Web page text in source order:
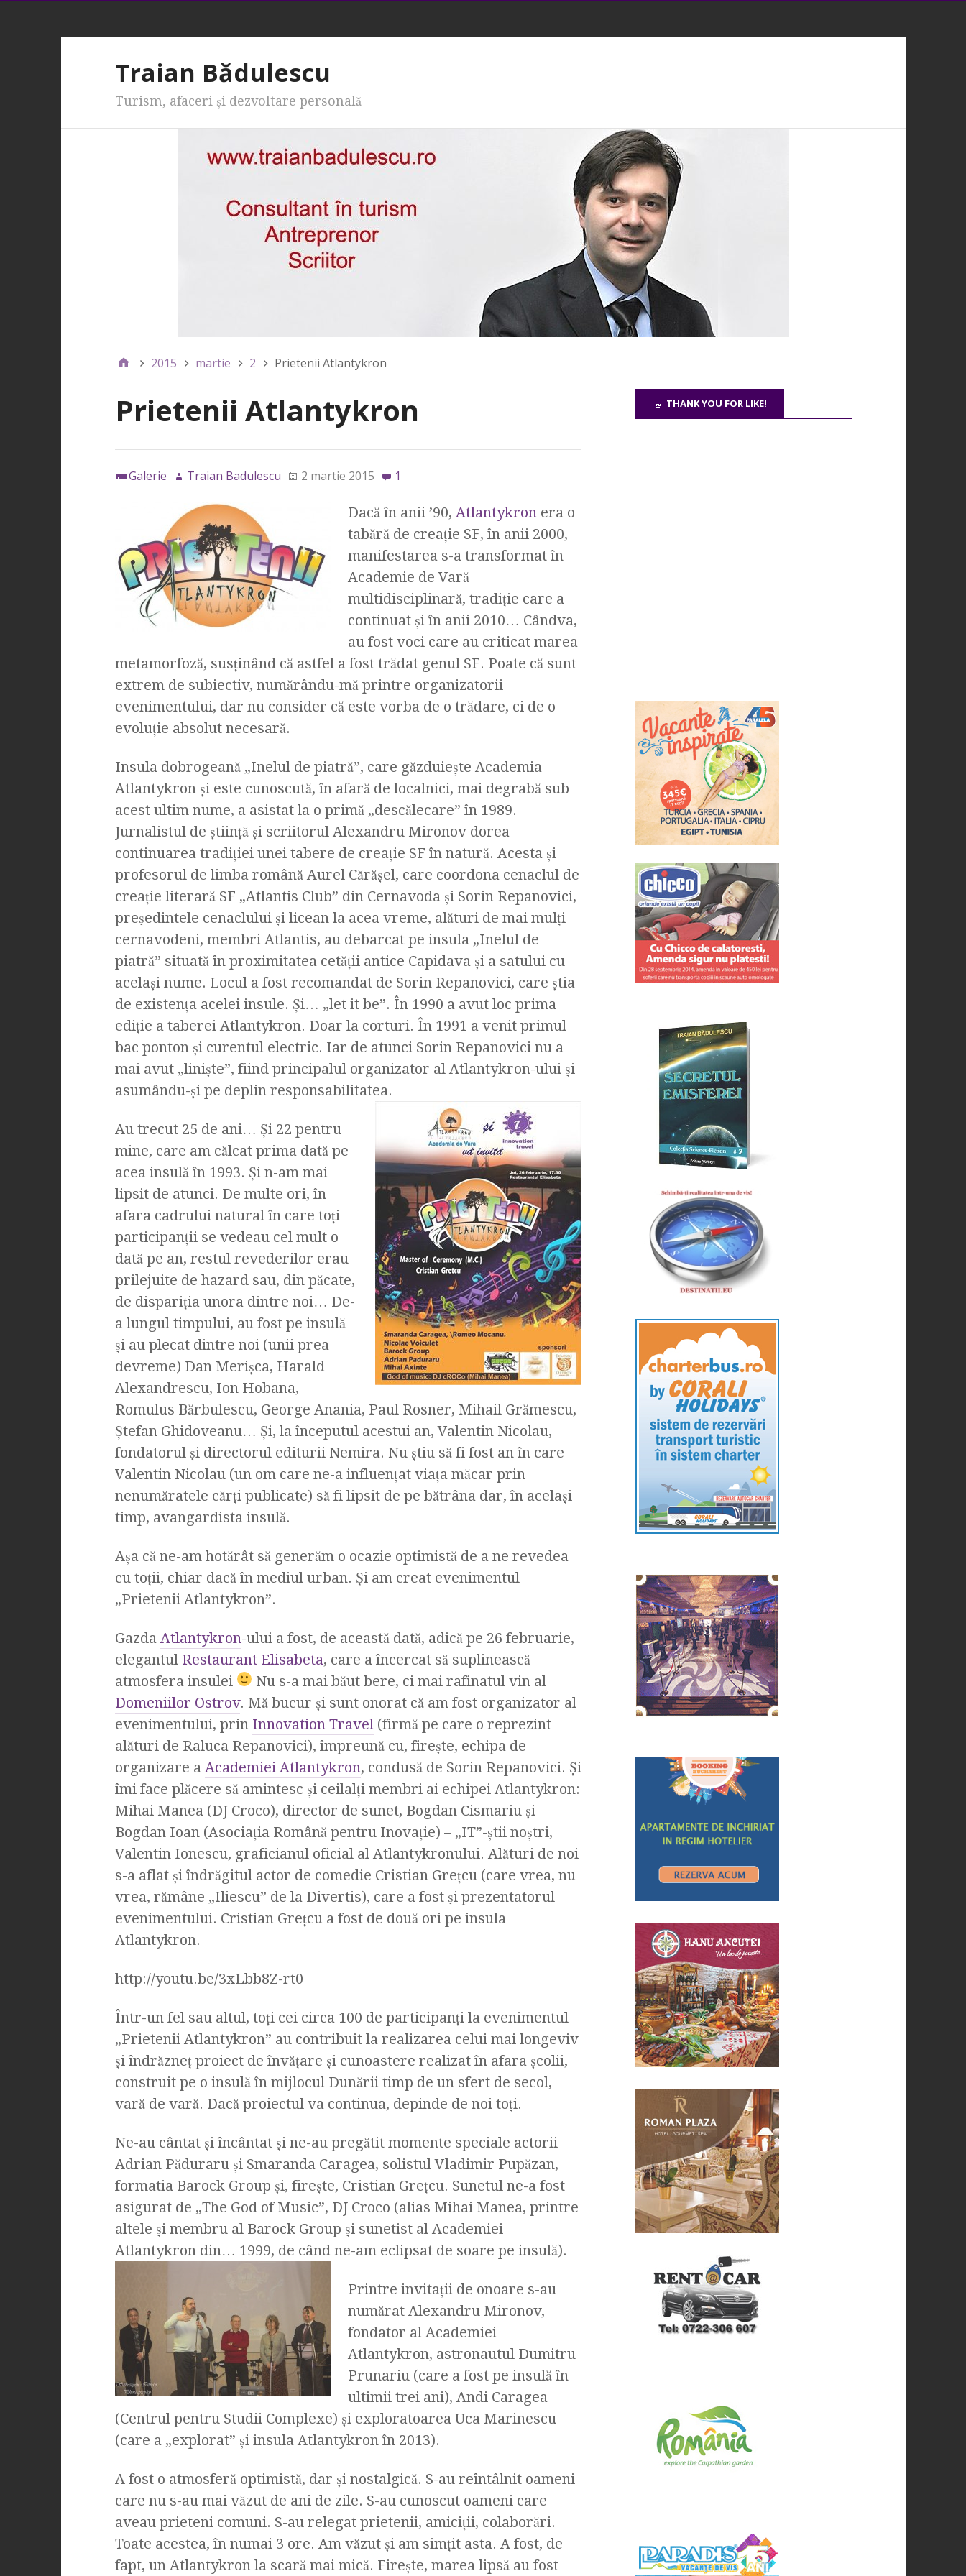
Traian Bădulescu
Turism, afaceri şi dezvoltare personală
2015 martie 2 Prietenii Atlantykron
Prietenii Atlantykron
Galerie Traian Badulescu 2 martie 2015 1
Dacă în anii ’90, Atlantykron era o
tabără de creaţie SF, în anii 2000,
manifestarea s-a transformat în
Academie de Vară
multidisciplinară, tradiţie care a
continuat şi în anii 2010… Cândva,
au fost voci care au criticat marea
metamorfoză, susţinând că astfel a fost trădat genul SF. Poate că sunt
extrem de subiectiv, numărându-mă printre organizatorii
evenimentului, dar nu consider că este vorba de o trădare, ci de o
evoluţie absolut necesară.
Insula dobrogeană „Inelul de piatră”, care găzduieşte Academia
Atlantykron şi este cunoscută, în afară de localnici, mai degrabă sub
acest ultim nume, a asistat la o primă „descălecare” în 1989.
Jurnalistul de ştiinţă şi scriitorul Alexandru Mironov dorea
continuarea tradiţiei unei tabere de creaţie SF în natură. Acesta şi
profesorul de limba română Aurel Cărăşel, care coordona cenaclul de
creaţie literară SF „Atlantis Club” din Cernavoda şi Sorin Repanovici,
preşedintele cenaclului şi licean la acea vreme, alături de mai mulţi
cernavodeni, membri Atlantis, au debarcat pe insula „Inelul de
piatră” situată în proximitatea cetăţii antice Capidava şi a satului cu
acelaşi nume. Locul a fost recomandat de Sorin Repanovici, care ştia
de existenţa acelei insule. Şi… „let it be”. În 1990 a avut loc prima
ediţie a taberei Atlantykron. Doar la corturi. În 1991 a venit primul
bac ponton şi curentul electric. Iar de atunci Sorin Repanovici nu a
mai avut „linişte”, fiind principalul organizator al Atlantykron-ului şi
asumându-şi pe deplin responsabilitatea.
Au trecut 25 de ani… Şi 22 pentru
mine, care am călcat prima dată pe
acea insulă în 1993. Şi n-am mai
lipsit de atunci. De multe ori, în
afara cadrului natural în care toţi
participanţii se vedeau cel mult o
dată pe an, restul revederilor erau
prilejuite de hazard sau, din păcate,
de dispariţia unora dintre noi… De-
a lungul timpului, au fost pe insulă
şi au plecat dintre noi (unii prea
devreme) Dan Merişca, Harald
Alexandrescu, Ion Hobana,
Romulus Bărbulescu, George Anania, Paul Rosner, Mihail Grămescu,
Ştefan Ghidoveanu… Şi, la începutul acestui an, Valentin Nicolau,
fondatorul şi directorul editurii Nemira. Nu ştiu să fi fost an în care
Valentin Nicolau (un om care ne-a influenţat viaţa măcar prin
nenumăratele cărţi publicate) să fi lipsit de pe bătrâna dar, în acelaşi
timp, avangardista insulă.
Aşa că ne-am hotărât să generăm o ocazie optimistă de a ne revedea
cu toţii, chiar dacă în mediul urban. Şi am creat evenimentul
„Prietenii Atlantykron”.
Gazda Atlantykron-ului a fost, de această dată, adică pe 26 februarie,
elegantul Restaurant Elisabeta, care a încercat să suplinească
atmosfera insulei
Nu s-a mai băut bere, ci mai rafinatul vin al
Domeniilor Ostrov. Mă bucur şi sunt onorat că am fost organizator al
evenimentului, prin Innovation Travel(firmă pe care o reprezint
alături de Raluca Repanovici), împreună cu, fireşte, echipa de
organizare a Academiei Atlantykron, condusă de Sorin Repanovici. Şi
îmi face plăcere să amintesc şi ceilalţi membri ai echipei Atlantykron:
Mihai Manea (DJ Croco), director de sunet, Bogdan Cismariu şi
Bogdan Ioan (Asociaţia Română pentru Inovaţie) – „IT”-ştii noştri,
Valentin Ionescu, graficianul oficial al Atlantykronului. Alături de noi
s-a aflat şi îndrăgitul actor de comedie Cristian Greţcu (care vrea, nu
vrea, rămâne „Iliescu” de la Divertis), care a fost şi prezentatorul
evenimentului. Cristian Greţcu a fost de două ori pe insula
Atlantykron.
http://youtu.be/3xLbb8Z-rt0
Într-un fel sau altul, toţi cei circa 100 de participanţi la evenimentul
„Prietenii Atlantykron” au contribuit la realizarea celui mai longeviv
și îndrăzneț proiect de învățare și cunoastere realizat în afara școlii,
construit pe o insulă în mijlocul Dunării timp de un sfert de secol,
vară de vară. Dacă proiectul va continua, depinde de noi toţi.
Ne-au cântat şi încântat şi ne-au pregătit momente speciale actorii
Adrian Păduraru şi Smaranda Caragea, solistul Vladimir Pupăzan,
formatia Barock Group şi, fireşte, Cristian Greţcu. Sunetul ne-a fost
asigurat de „The God of Music”, DJ Croco (alias Mihai Manea, printre
altele şi membru al Barock Group şi sunetist al Academiei
Atlantykron din… 1999, de când ne-am eclipsat de soare pe insulă).
Printre invitaţii de onoare s-au
numărat Alexandru Mironov,
fondator al Academiei
Atlantykron, astronautul Dumitru
Prunariu (care a fost pe insulă în
ultimii trei ani), Andi Caragea
(Centrul pentru Studii Complexe) şi exploratoarea Uca Marinescu
(care a „explorat” şi insula Atlantykron în 2013).
A fost o atmosferă optimistă, dar şi nostalgică. S-au reîntâlnit oameni
care nu s-au mai văzut de ani de zile. S-au cunoscut oameni care
aveau prieteni comuni. S-au relegat prietenii, amiciţii, colaborări.
Toate acestea, în numai 3 ore. Am văzut şi am simţit asta. A fost, de
fapt, un Atlantykron la scară mai mică. Fireşte, marea lipsă au fost
THANK YOU FOR LIKE!